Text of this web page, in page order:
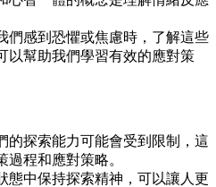
們感到恐懼或焦慮時，了解這些
以幫助我們學習有效的應對策
的探索能力可能會受到限制，這
過程和應對策略。
態中保持探索精神，可以讓人更